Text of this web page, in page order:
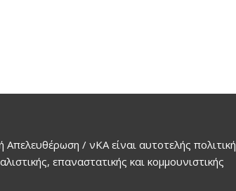
Απελευθέρωση / νΚΑ είναι αυτοτελής πολιτική
επαναστατικής και κομμουνιστικής